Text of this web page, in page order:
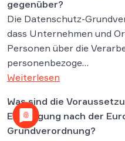
gegenüber?
Die Datenschutz-
dass Unternehmen und
Personen über die
personenbezoge…
Weiterlesen
Was sind die
Einwilligung nach der
Grundverordnung?